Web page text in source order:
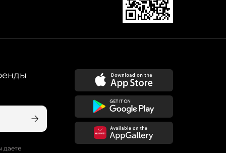
даете